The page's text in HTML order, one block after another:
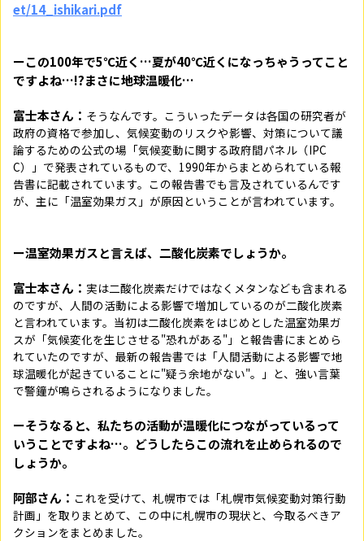
et/14_ishikari.pdf
ーこの100年で5℃近く…夏が40℃近くになっちゃうってこと
ですよね…!?まさに地球温暖化…
富士本さん： そうなんです。こういったデータは各国の研究者が
政府の資格で参加し、気候変動のリスクや影響、対策について議
論するための公式の場「気候変動に関する政府間パネル（IPC
C）」で発表されているもので、1990年からまとめられている報
告書に記載されています。この報告書でも言及されているんです
が、主に「温室効果ガス」が原因ということが言われています。
ー温室効果ガスと言えば、二酸化炭素でしょうか。
富士本さん： 実は二酸化炭素だけではなくメタンなども含まれる
のですが、人間の活動による影響で増加しているのが二酸化炭素
と言われています。当初は二酸化炭素をはじめとした温室効果ガ
スが「気候変化を生じさせる"恐れがある"」と報告書にまとめら
れていたのですが、最新の報告書では「人間活動による影響で地
球温暖化が起きていることに"疑う余地がない"。」と、強い言葉
で警鐘が鳴らされるようになりました。
ーそうなると、私たちの活動が温暖化につながっているって
いうことですよね…。どうしたらこの流れを止められるので
しょうか。
阿部さん： これを受けて、札幌市では「札幌市気候変動対策行動
計画」を取りまとめて、この中に札幌市の現状と、今取るべきア
クションをまとめました。